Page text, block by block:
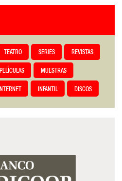
TEATRO SERIES REVISTAS
PELÍCULAS MUESTRAS
INTERNET INFANTIL DISCOS